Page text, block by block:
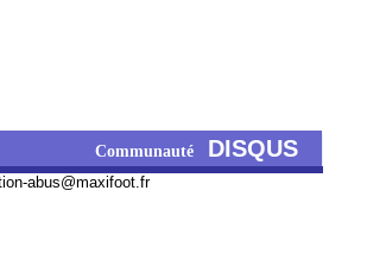
Communauté DISQUS
abus@maxifoot.fr